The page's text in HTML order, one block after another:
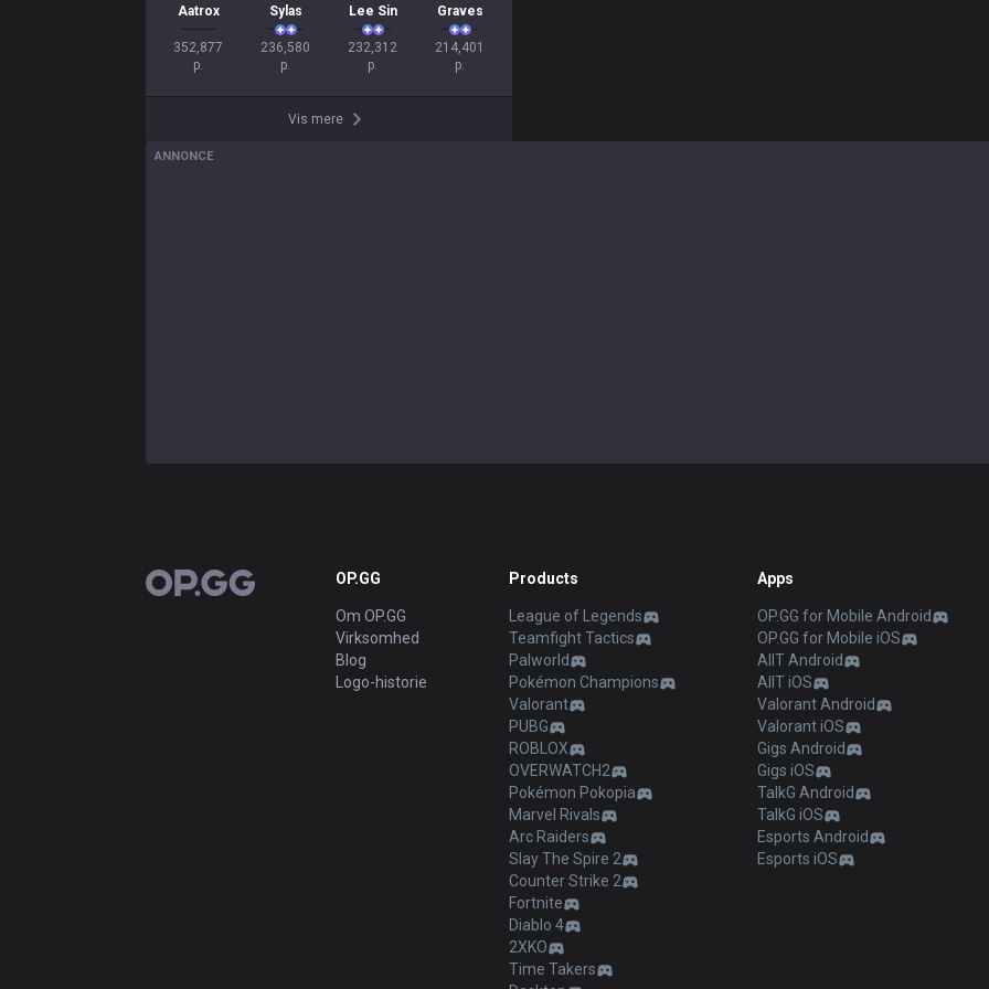
Aatrox
352,877
p.
Sylas
236,580
p.
Lee Sin
232,312
p.
Graves
214,401
p.
Vis mere
ANNONCE
OP.GG OP.GG
Om OP.GG
Virksomhed
Blog
Logo-historie
Products
League of Legends
Teamfight Tactics
Palworld
Pokémon Champions
Valorant
PUBG
ROBLOX
OVERWATCH2
Pokémon Pokopia
Marvel Rivals
Arc Raiders
Slay The Spire 2
Counter Strike 2
Fortnite
Diablo 4
2XKO
Time Takers
Apps
OP.GG for Mobile Android
OP.GG for Mobile iOS
AllT Android
AllT iOS
Valorant Android
Valorant iOS
Gigs Android
Gigs iOS
TalkG Android
TalkG iOS
Esports Android
Esports iOS